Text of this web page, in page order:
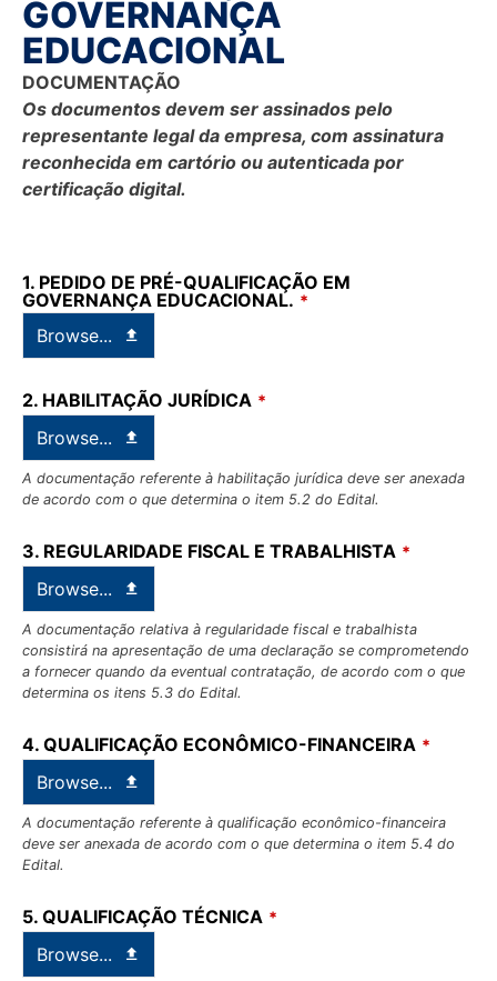
GOVERNANÇA
EDUCACIONAL
DOCUMENTAÇÃO
Os documentos devem ser assinados pelo
representante legal da empresa, com assinatura
reconhecida em cartório ou autenticada por
certificação digital.
1. PEDIDO DE PRÉ-QUALIFICAÇÃO EM
GOVERNANÇA EDUCACIONAL. *
Browse...
2. HABILITAÇÃO JURÍDICA *
Browse...
A documentação referente à habilitação jurídica deve ser anexada
de acordo com o que determina o item 5.2 do Edital.
3. REGULARIDADE FISCAL E TRABALHISTA *
Browse...
A documentação relativa à regularidade fiscal e trabalhista
consistirá na apresentação de uma declaração se comprometendo
a fornecer quando da eventual contratação, de acordo com o que
determina os itens 5.3 do Edital.
4. QUALIFICAÇÃO ECONÔMICO-FINANCEIRA *
Browse...
A documentação referente à qualificação econômico-financeira
deve ser anexada de acordo com o que determina o item 5.4 do
Edital.
5. QUALIFICAÇÃO TÉCNICA *
Browse...